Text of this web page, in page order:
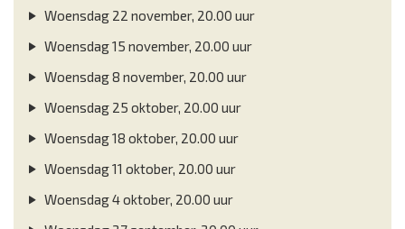
Woensdag 22 november, 20.00 uur
Woensdag 15 november, 20.00 uur
Woensdag 8 november, 20.00 uur
Woensdag 25 oktober, 20.00 uur
Woensdag 18 oktober, 20.00 uur
Woensdag 11 oktober, 20.00 uur
Woensdag 4 oktober, 20.00 uur